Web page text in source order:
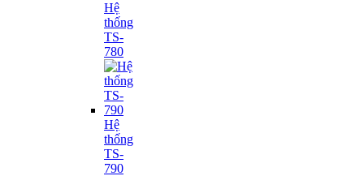
Hệ
thống
TS-
780
Hệ
thống
TS-
790